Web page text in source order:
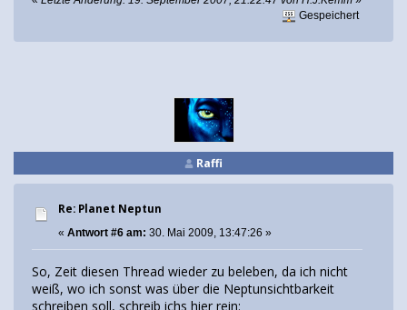
Gespeichert
Raffi
Re: Planet Neptun
« Antwort #6 am: 30. Mai 2009, 13:47:26 »
So, Zeit diesen Thread wieder zu beleben, da ich nicht
weiß, wo ich sonst was über die Neptunsichtbarkeit
schreiben soll, schreib ichs hier rein: